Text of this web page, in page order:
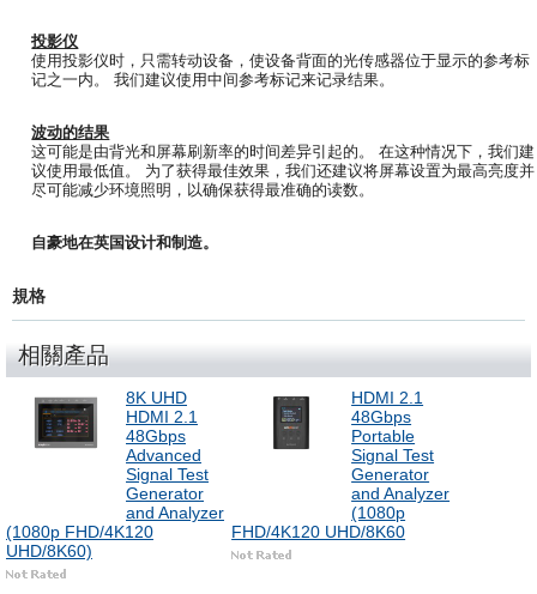
投影仪
使用投影仪时，只需转动设备，使设备背面的光传感器位于显示的参考标
记之一内。 我们建议使用中间参考标记来记录结果。
波动的结果
这可能是由背光和屏幕刷新率的时间差异引起的。 在这种情况下，我们建
议使用最低值。 为了获得最佳效果，我们还建议将屏幕设置为最高亮度并
尽可能减少环境照明，以确保获得最准确的读数。
自豪地在英国设计和制造。
規格
相關產品
8K UHD
HDMI 2.1
48Gbps
Advanced
Signal Test
Generator
and Analyzer
(1080p FHD/4K120
UHD/8K60)
HDMI 2.1
48Gbps
Portable
Signal Test
Generator
and Analyzer
(1080p
FHD/4K120 UHD/8K60